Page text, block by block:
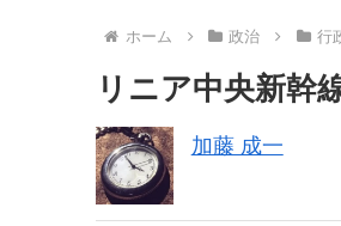
ホーム 政治 行
リニア中央新幹
加藤 成一